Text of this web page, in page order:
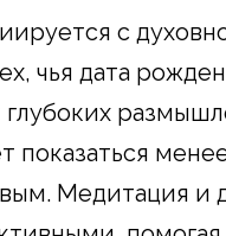
с
чья дата
показаться
Медитация и